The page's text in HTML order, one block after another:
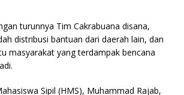
turunnya Tim Cakrabuana disana,
distribusi bantuan dari daerah lain, dan
masyarakat yang terdampak bencana
Sipil (HMS), Muhammad Rajab,